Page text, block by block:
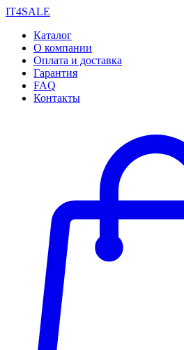
IT4SALE
Каталог
О компании
Оплата и доставка
Гарантия
FAQ
Контакты